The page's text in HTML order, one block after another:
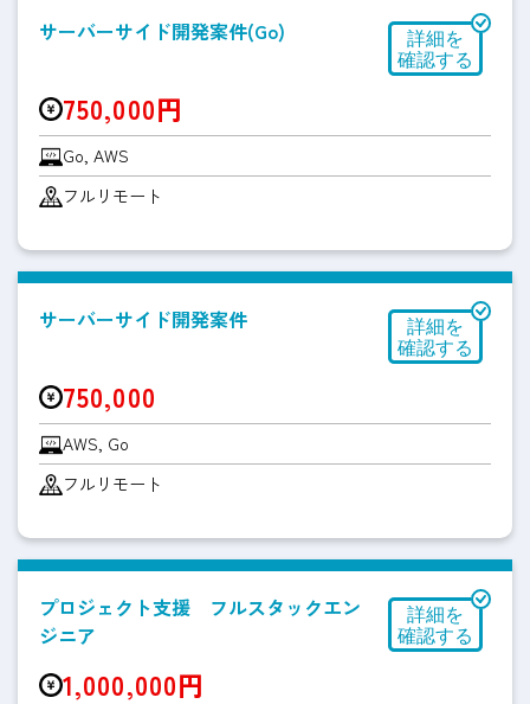
サーバーサイド開発案件(Go)
750,000円
Go, AWS
フルリモート
サーバーサイド開発案件
750,000
AWS, Go
フルリモート
プロジェクト支援 フルスタックエン
ジニア
1,000,000円